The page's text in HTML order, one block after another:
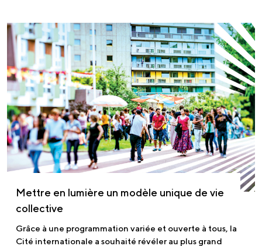
Mettre en lumière un modèle unique de vie
collective
Grâce à une programmation variée et ouverte à tous, la
Cité internationale a souhaité révéler au plus grand